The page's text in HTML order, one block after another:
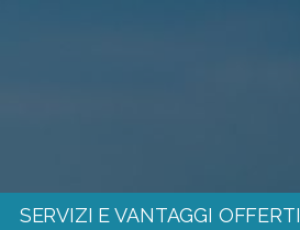
SERVIZI E VANTAGGI OFFERTI